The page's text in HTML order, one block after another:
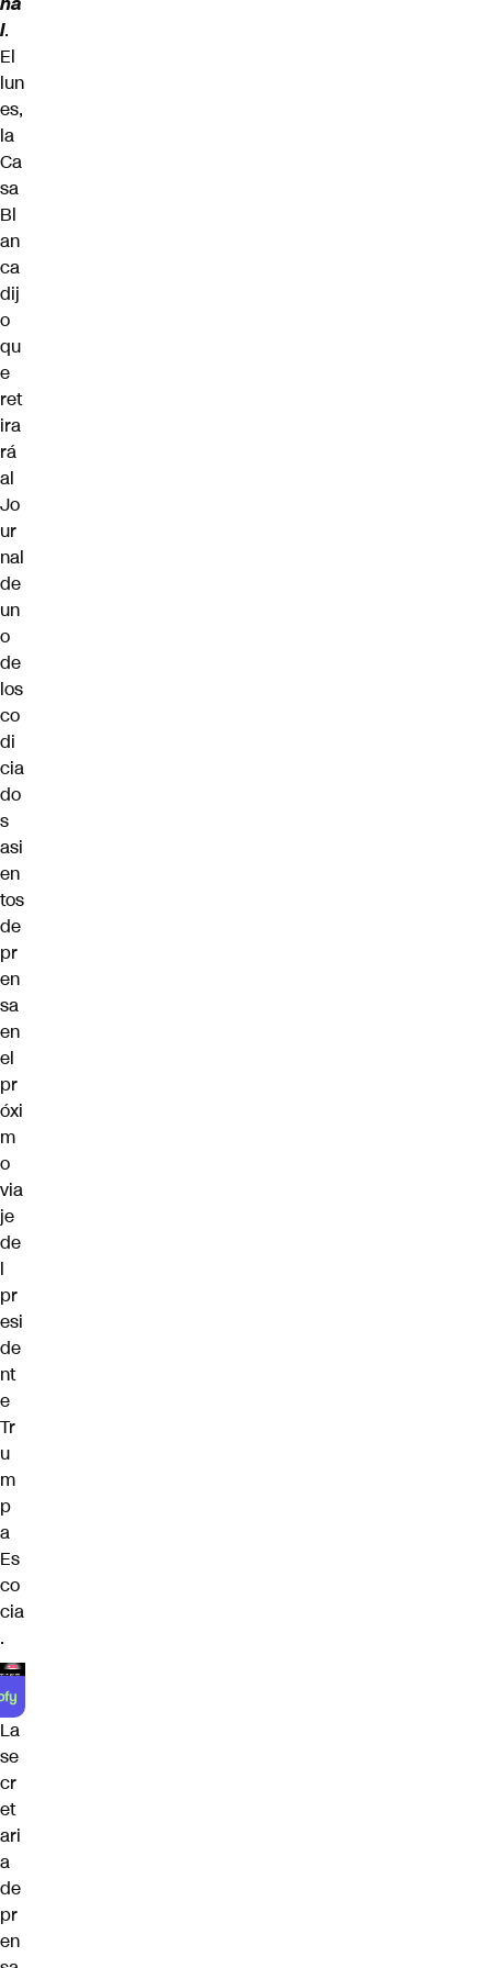
l.
El
lun
es,
la
Ca
sa
Bl
an
ca
dij
o
qu
e
ret
ira
rá
al
Jo
ur
nal
de
un
o
de
los
co
di
cia
do
s
asi
en
tos
de
pr
en
sa
en
el
pr
óxi
m
o
via
je
de
l
pr
esi
de
nt
e
Tr
u
m
p
a
Es
co
cia
.
La
se
cr
et
ari
a
de
pr
en